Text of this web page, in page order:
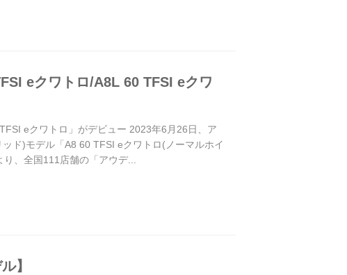
eクワトロ/A8L 60 TFSI eクワ
eクワトロ」がデビュー 2023年6月26日、ア
ド)モデル「A8 60 TFSI eクワトロ(ノーマルホイ
、全国111店舗の「アウデ...
】